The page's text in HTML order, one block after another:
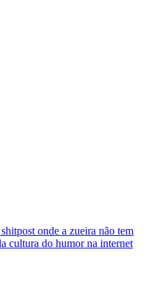
onde a zueira não tem
cultura do humor na internet